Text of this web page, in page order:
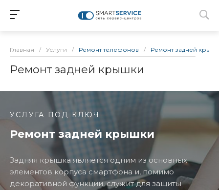
Главная / Услуги / Ремонт телефонов / Ремонт задней
Ремонт задней крышки
УСЛУГА ПОД КЛЮЧ
Ремонт задней крышки
Задняя крышка является одним из основных
элементов корпуса смартфона и, помимо
декоративной функции, служит для защиты